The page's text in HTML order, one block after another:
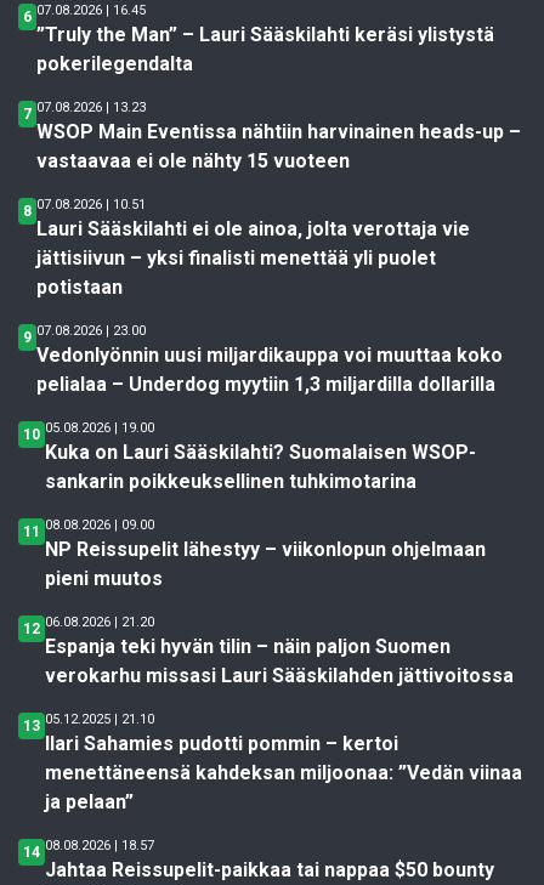
6 07.08.2026 | 16.45
”Truly the Man” – Lauri Sääskilahti keräsi ylistystä
pokerilegendalta
7 07.08.2026 | 13.23
WSOP Main Eventissa nähtiin harvinainen heads-up –
vastaavaa ei ole nähty 15 vuoteen
8 07.08.2026 | 10.51
Lauri Sääskilahti ei ole ainoa, jolta verottaja vie
jättisiivun – yksi finalisti menettää yli puolet
potistaan
9 07.08.2026 | 23.00
Vedonlyönnin uusi miljardikauppa voi muuttaa koko
pelialaa – Underdog myytiin 1,3 miljardilla dollarilla
10 05.08.2026 | 19.00
Kuka on Lauri Sääskilahti? Suomalaisen WSOP-
sankarin poikkeuksellinen tuhkimotarina
11 08.08.2026 | 09.00
NP Reissupelit lähestyy – viikonlopun ohjelmaan
pieni muutos
12 06.08.2026 | 21.20
Espanja teki hyvän tilin – näin paljon Suomen
verokarhu missasi Lauri Sääskilahden jättivoitossa
13 05.12.2025 | 21.10
Ilari Sahamies pudotti pommin – kertoi
menettäneensä kahdeksan miljoonaa: ”Vedän viinaa
ja pelaan”
14 08.08.2026 | 18.57
Jahtaa Reissupelit-paikkaa tai nappaa $50 bounty